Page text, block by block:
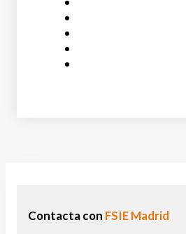
Contacta con FSIE Madrid